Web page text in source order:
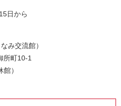
日から
み交流館）
所町10-1
）